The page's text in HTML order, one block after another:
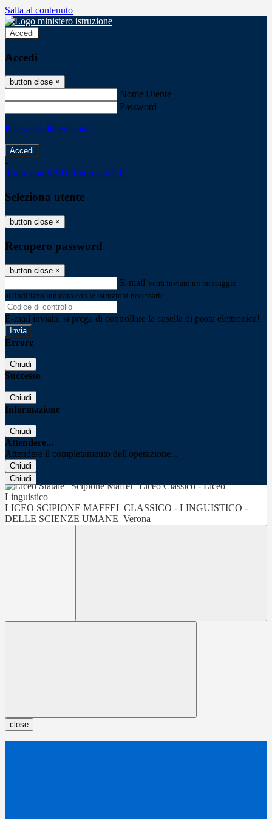
Salta al contenuto
Accedi
Accedi
button close ×
Nome Utente
Password
Password dimenticata?
-
Entra con SPID Entra con CIE
Seleziona utente
button close ×
Recupero password
button close ×
E-mail Verrà inviato un messaggio
all'indirizzo indicato con le istruzioni necessarie.
E-mail inviata, si prega di controllare la casella di posta elettronica!
Errore
Chiudi
Successo
Chiudi
Informazione
Chiudi
Attendere...
Attendere il completamento dell'operazione...
Chiudi
Chiudi
LICEO SCIPIONE MAFFEI CLASSICO - LINGUISTICO -
DELLE SCIENZE UMANE Verona
close